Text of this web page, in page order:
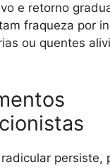
e retorno
fraqueza por
ou quentes
persiste,